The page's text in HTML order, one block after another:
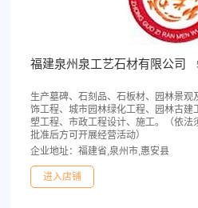
福建泉州泉工艺石材有限公司
生产墓碑、石刻品、石板材、园林景
饰工程、城市园林绿化工程、园林古建
塑工程、市政工程设计、施工。（依法
批准后方可开展经营活动）
企业地址：福建省,泉州市,惠安县
进入店铺